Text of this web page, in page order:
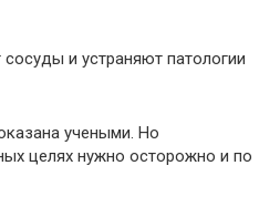
и устраняют патологии
учеными. Но
целях нужно осторожно и по